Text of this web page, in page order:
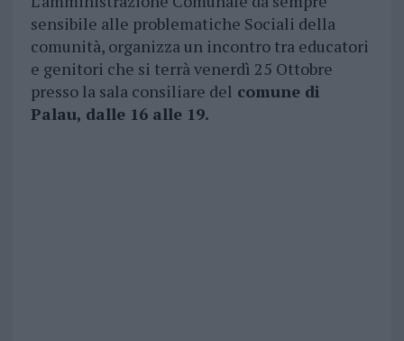
sensibile alle problematiche Sociali della
comunità, organizza un incontro tra educatori
e genitori che si terrà venerdì 25 Ottobre
presso la sala consiliare del comune di
Palau, dalle 16 alle 19.